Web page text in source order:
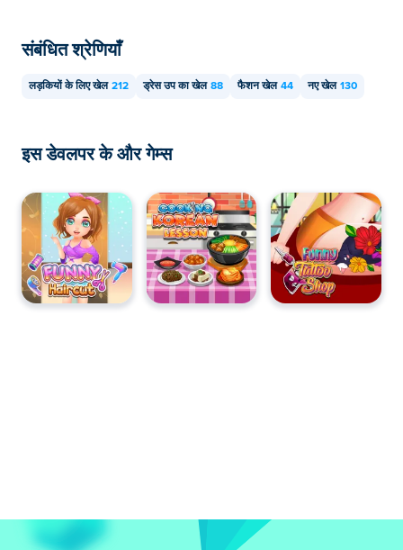
संबंधित श्रेणियाँ
लड़कियों के लिए खेल 212 ड्रेस उप का खेल 88 फैशन खेल 44 नए खेल 130
इस डेवलपर के और गेम्स